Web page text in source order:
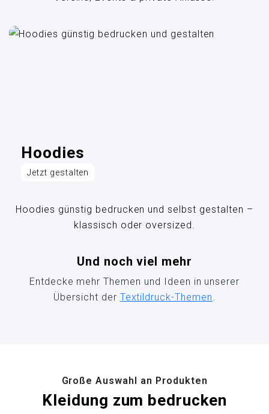
Hoodies
Jetzt gestalten
Hoodies günstig bedrucken und selbst gestalten –
klassisch oder oversized.
Und noch viel mehr
Entdecke mehr Themen und Ideen in unserer
Übersicht der Textildruck-Themen.
Große Auswahl an Produkten
Kleidung zum bedrucken